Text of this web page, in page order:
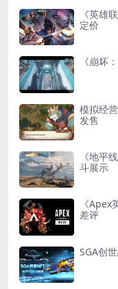
《英雄
定价
《崩坏
模拟经
发售
《地平
斗展示
《
差评
SGA创